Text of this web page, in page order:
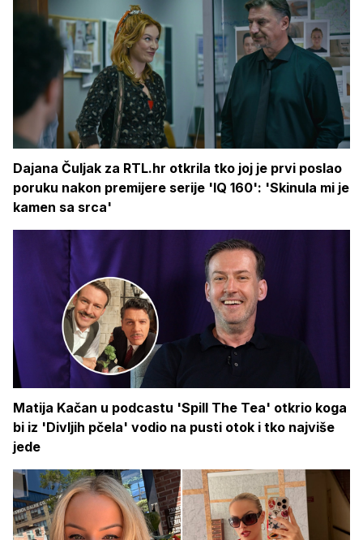
Dajana Čuljak za RTL.hr otkrila tko joj je prvi poslao
poruku nakon premijere serije 'IQ 160': 'Skinula mi je
kamen sa srca'
Matija Kačan u podcastu 'Spill The Tea' otkrio koga
bi iz 'Divljih pčela' vodio na pusti otok i tko najviše
jede